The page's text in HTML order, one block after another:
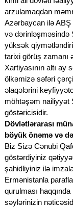
arzulamaqdan
Azərbaycan ilə ABŞ
və dərinləşməsində
yüksək
tarixi görüş zamanı
Xartiyasının altı
ölkəmizə səfəri
əlaqələrini
möhtəşəm nailiyyət
göstəricisidir.
Dövlətlərarası
böyük önəmə və
Biz Sizə Cənubi
göstərdiyiniz
şahidliyiniz ilə
Ermənistanla
qurulması
səylərinizin